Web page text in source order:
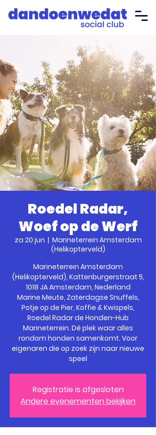
Roedel Radar,
Woef op de Werf
za 20 jun
  |
Marineterrein Amsterdam
(Helikopterveld)
Marineterrein Amsterdam
(Helikopterveld), Kattenburgerstraat 5,
1018 JA Amsterdam, Nederland
Marine Meute, Zaterdagse Snuffels,
Potje op de Pier, Koffie & Kwispels,
Roedel Radar de Honden-Hub
Marineterrein. Dé plek waar alles
rondom honden samenkomt. Voor
eigenaren die op zoek zijn naar nieuwe
speel
Registratie is afgesloten
Andere evenementen bekijken